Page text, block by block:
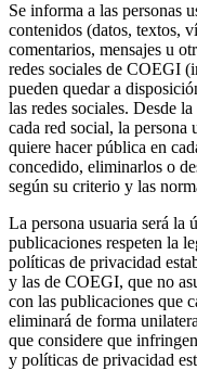
Se informa a las personas
contenidos (datos, textos,
comentarios, mensajes u
redes sociales de COEGI
pueden quedar a
las redes sociales. Desde
cada red social, la
quiere hacer pública en
concedido, eliminarlos o
según su criterio y las
La persona usuaria será la
publicaciones respeten la
políticas de privacidad
y las de COEGI, que no
con las publicaciones que
eliminará de forma
que considere que
y políticas de privacidad